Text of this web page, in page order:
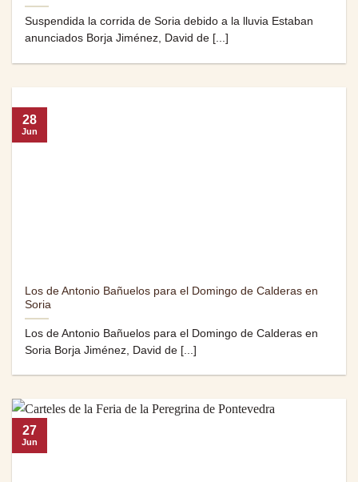
Suspendida la corrida de Soria debido a la lluvia Estaban
anunciados Borja Jiménez, David de [...]
Los de Antonio Bañuelos para el Domingo de Calderas en
Soria
Los de Antonio Bañuelos para el Domingo de Calderas en
Soria Borja Jiménez, David de [...]
28
Jun
27
Jun